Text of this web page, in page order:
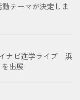
テーマが決定しま
ナビ進学ライブ 浜
出展